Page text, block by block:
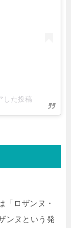
した投稿
「ロザンヌ・
ンヌという発